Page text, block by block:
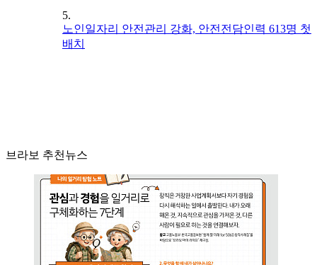
5.
노인일자리 안전관리 강화, 안전전담인력 613명 첫
배치
브라보 추천뉴스